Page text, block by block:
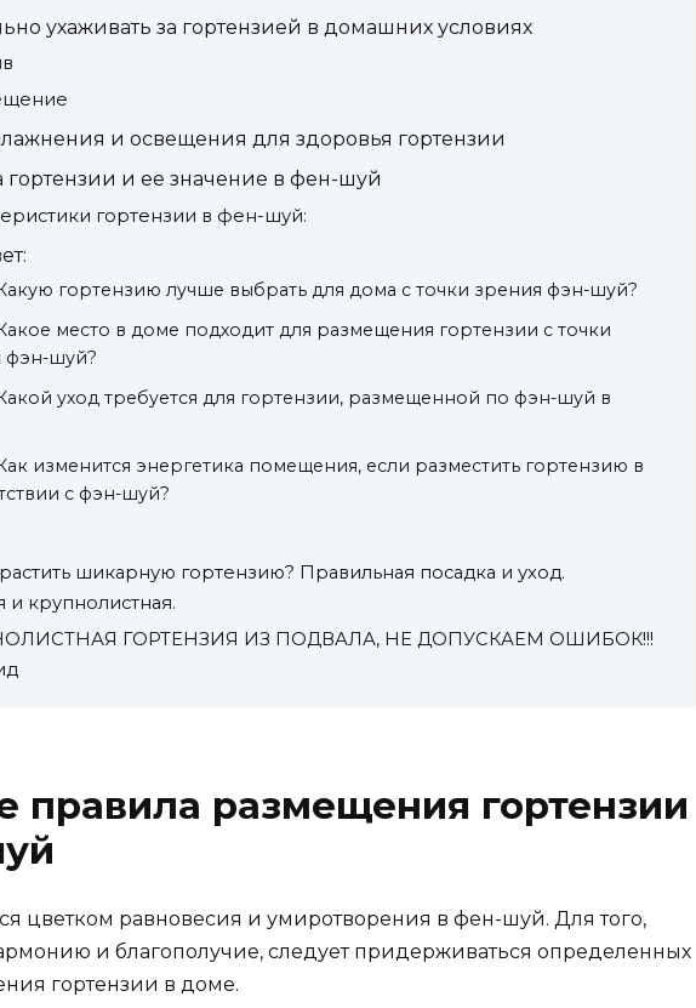
ухаживать за гортензией в домашних условиях
и освещения для здоровья гортензии
и ее значение в фен-шуй
гортензии в фен-шуй:
Какую гортензию лучше выбрать для дома с точки зрения фэн-шуй?
место в доме подходит для размещения гортензии с точки
фэн-шуй?
уход требуется для гортензии, размещенной по фэн-шуй в
изменится энергетика помещения, если разместить гортензию в
с фэн-шуй?
шикарную гортензию? Правильная посадка и уход.
и крупнолистная.
ГОРТЕНЗИЯ ИЗ ПОДВАЛА, НЕ ДОПУСКАЕМ ОШИБОК!!!
правила размещения гортензии
цветком равновесия и умиротворения в фен-шуй. Для того,
и благополучие, следует придерживаться определенных
гортензии в доме.